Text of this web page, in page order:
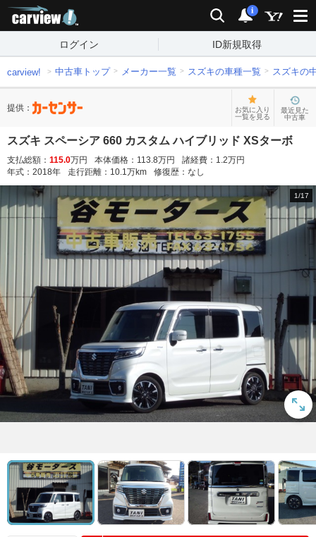
検索 通知
i
ログイン ID新規取得
carview! 中古車トップ メーカー一覧 スズキの車種一覧 スズキの
提供：
お気に入り
一覧を見る
最近見た
中古車
スズキ スペーシア 660 カスタム ハイブリッド XSターボ
支払総額： 115.0万円 本体価格： 113.8万円 諸経費： 1.2万円
年式： 2018年 走行距離： 10.1万km 修復歴： なし
1/17